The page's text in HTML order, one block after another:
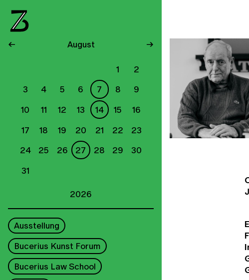
←
August →
1
2
3
4 5 6 7 8
9
10
11 12 13 14 15
16
17
18 19 20 21 22
23
24
25 26 27 28 29
30
31
2026
Ausstellung
Bucerius Kunst Forum
Bucerius Law School